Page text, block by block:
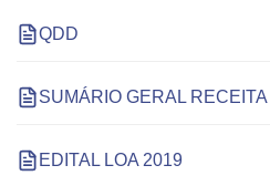
QDD
SUMÁRIO GERAL
EDITAL LOA 2019